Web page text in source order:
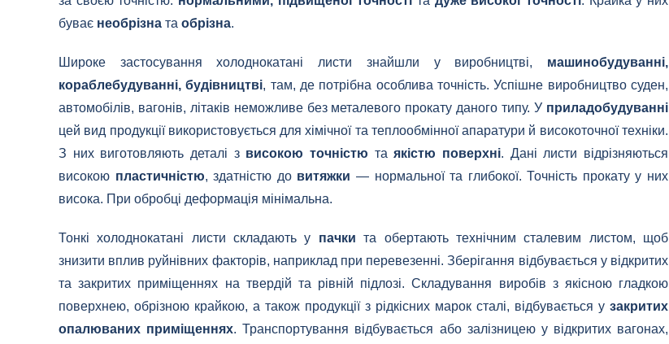
буває необрізна та обрізна.
Широке застосування холоднокатані листи знайшли у виробництві, машинобудуванні,
кораблебудуванні, будівництві, там, де потрібна особлива точність. Успішне виробництво суден,
автомобілів, вагонів, літаків неможливе без металевого прокату даного типу. У приладобудуванні
цей вид продукції використовується для хімічної та теплообмінної апаратури й високоточної техніки.
З них виготовляють деталі з високою точністю таякістю поверхні. Дані листи відрізняються
високою пластичністю, здатністю до витяжки — нормальної та глибокої. Точність прокату у них
висока. При обробці деформація мінімальна.
Тонкі холоднокатані листи складають у пачки та обертають технічним сталевим листом, щоб
знизити вплив руйнівних факторів, наприклад при перевезенні. Зберігання відбувається у відкритих
та закритих приміщеннях на твердій та рівній підлозі. Складування виробів з якісною гладкою
поверхнею, обрізною крайкою, а також продукції з рідкісних марок сталі, відбувається у закритих
опалюваних приміщеннях. Транспортування відбувається або залізницею у відкритих вагонах,